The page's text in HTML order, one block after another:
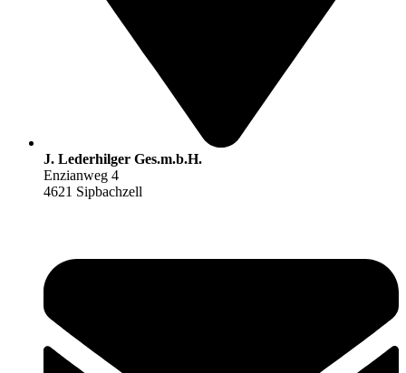
J. Lederhilger Ges.m.b.H.
Enzianweg 4
4621 Sipbachzell